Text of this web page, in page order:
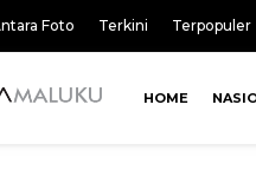
Foto Terkini Terpopuler
HOME